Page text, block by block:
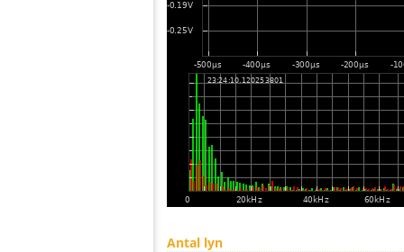
Antal lyn